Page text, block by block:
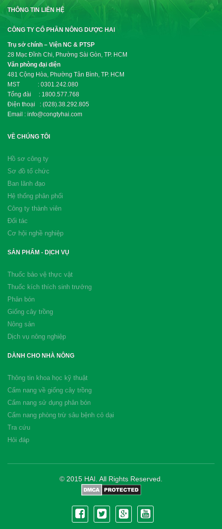
THÔNG TIN LIÊN HỆ
CÔNG TY CỔ PHẦN NÔNG DƯỢC HAI
Trụ sở chính – Viện NC & PTSP
28 Mạc Đĩnh Chi, Phường Sài Gòn, TP. HCM
Văn phòng đại diện
481 Cộng Hòa, Phường Tân Bình, TP. HCM
MST : 0301.242.080
Tổng đài : 1800.577.768
Điện thoại : (028).38.292.805
Email : info@congtyhai.com
VỀ CHÚNG TÔI
Hồ sơ công ty
Sơ đồ tổ chức
Ban lãnh đạo
Hệ thống phân phối
Công ty thành viên
Đối tác
Cơ hội nghề nghiệp
SẢN PHẨM - DỊCH VỤ
Thuốc bảo vệ thực vật
Thuốc kích thích sinh trưởng
Phân bón
Giống cây trồng
Nông sản
Dịch vụ nông nghiệp
DÀNH CHO NHÀ NÔNG
Thông tin khoa học kỹ thuật
Cẩm nang về giống cây trồng
Cẩm nang sử dụng phân bón
Cẩm nang phòng trừ sâu bệnh cỏ dại
Tra cứu
Hỏi đáp
© 2015 HAI. All Rights Reserved.